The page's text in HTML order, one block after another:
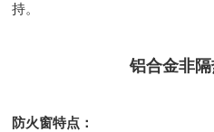
持。
铝合金非
防火窗特点：